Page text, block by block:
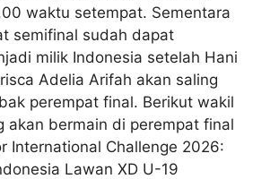
waktu setempat. Sementara
semifinal sudah dapat
milik Indonesia setelah Hani
Adelia Arifah akan saling
perempat final. Berikut wakil
akan bermain di perempat final
International Challenge 2026:
Lawan XD U-19